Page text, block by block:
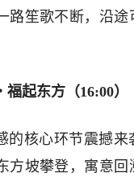
路笙歌不断，沿
起东方（16:00）
的核心环节震撼
方坡攀登，寓意